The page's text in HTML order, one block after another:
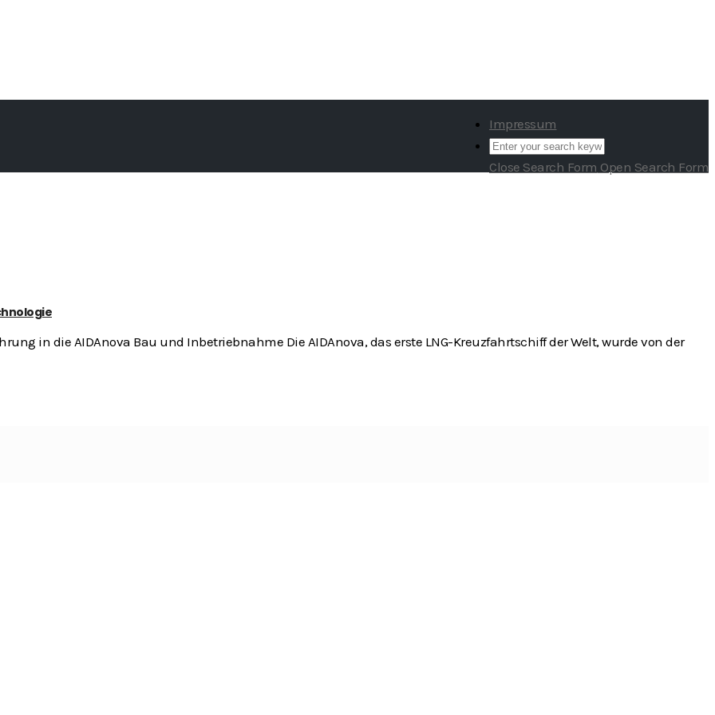
Impressum
Close Search Form Open Search Form
in die AIDAnova Bau und Inbetriebnahme Die AIDAnova, das erste LNG-Kreuzfahrtschiff der Welt, wurde von der